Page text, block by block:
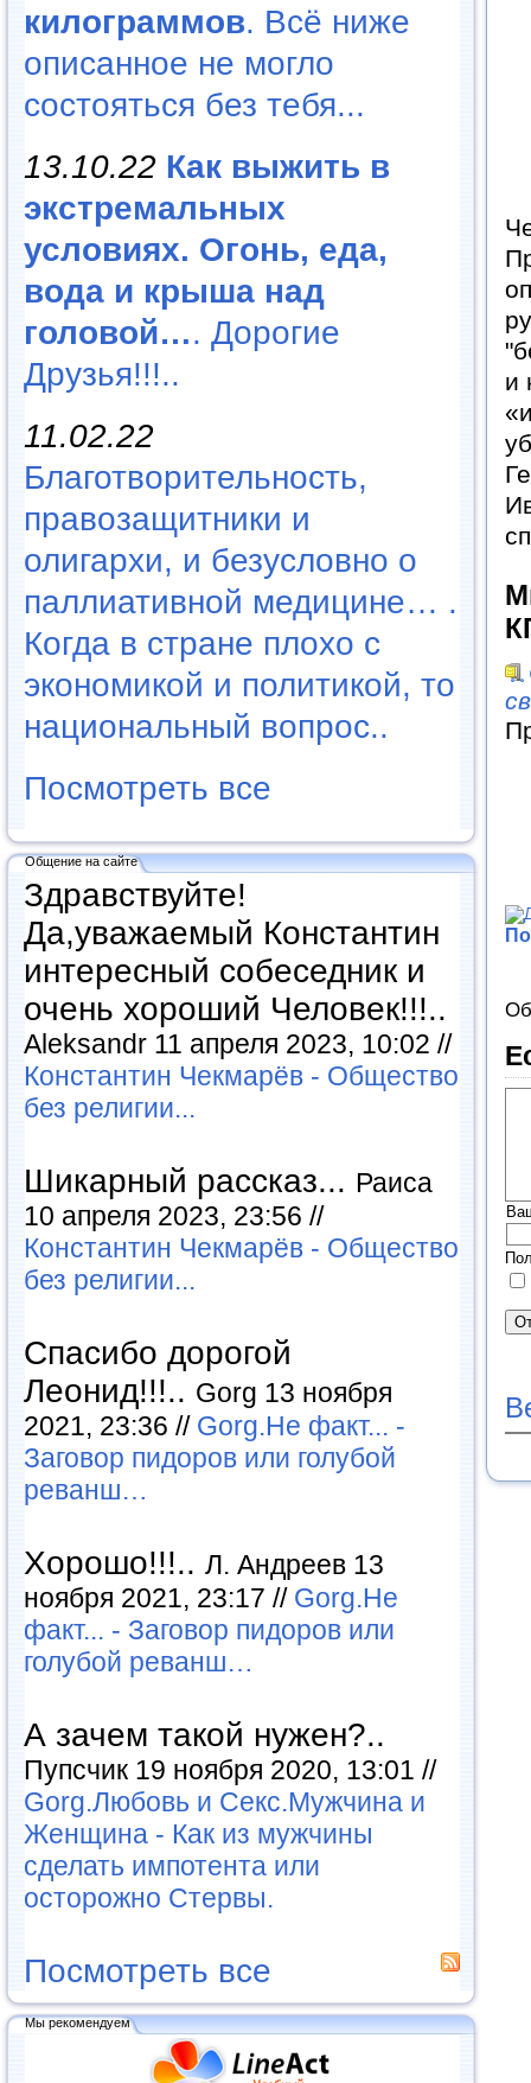
килограммов. Всё ниже
описанное не могло
состояться без тебя...
13.10.22 Как выжить в
экстремальных
условиях. Огонь, еда,
вода и крыша над
головой…. Дорогие
Друзья!!!..
11.02.22
Благотворительность,
правозащитники и
олигархи, и безусловно о
паллиативной медицине… .
Когда в стране плохо с
экономикой и политикой, то
национальный вопрос..
Посмотреть все
Общение на сайте
Здравствуйте!
Да,уважаемый Константин
интересный собеседник и
очень хороший Человек!!!..
Aleksandr 11 апреля 2023, 10:02 //
Константин Чекмарёв - Общество
без религии...
Шикарный рассказ... Раиса
10 апреля 2023, 23:56 //
Константин Чекмарёв - Общество
без религии...
Спасибо дорогой
Леонид!!!.. Gorg 13 ноября
2021, 23:36 // Gorg.Не факт... -
Заговор пидоров или голубой
реванш…
Хорошо!!!.. Л. Андреев 13
ноября 2021, 23:17 // Gorg.Не
факт... - Заговор пидоров или
голубой реванш…
А зачем такой нужен?..
Пупсчик 19 ноября 2020, 13:01 //
Gorg.Любовь и Секс.Мужчина и
Женщина - Как из мужчины
сделать импотента или
осторожно Стервы.
Посмотреть все
Мы рекомендуем
и